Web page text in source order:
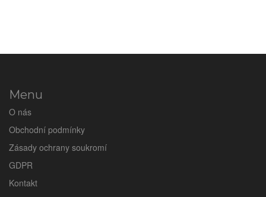
Menu
O nás
Obchodní podmínky
Zásady ochrany soukromí
GDPR
Kontakt